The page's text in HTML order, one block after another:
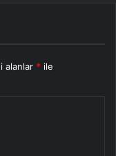
alanlar * ile